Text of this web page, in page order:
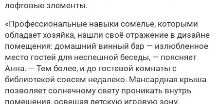
лофтовые элементы.
«Профессиональные навыки сомелье, которыми
обладает хозяйка, нашли своё отражение в дизайне
помещения: домашний винный бар — излюбленное
место гостей для неспешной беседы, — поясняет
Анна. — Тем более, и до гостевой комнаты с
библиотекой совсем недалеко. Мансардная крыша
позволяет солнечному свету проникать внутрь
помещения, освещая детскую игровую зону,